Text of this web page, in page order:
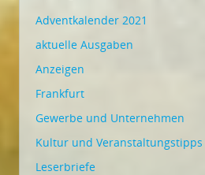
Adventkalender 2021
aktuelle Ausgaben
Anzeigen
Frankfurt
Gewerbe und Unternehmen
Kultur und Veranstaltungstipps
Leserbriefe